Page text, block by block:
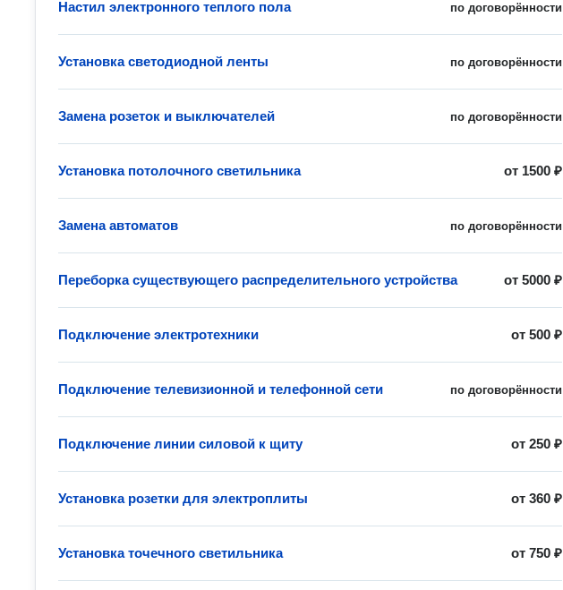
по договорённости
Настил электронного теплого пола
по договорённости
Установка светодиодной ленты
по договорённости
Замена розеток и выключателей
от 1500 ₽
Установка потолочного светильника
по договорённости
Замена автоматов
от5000 ₽
Переборка существующего распределительного устройства
от500 ₽
Подключение электротехники
по договорённости
Подключение телевизионной и телефонной сети
от250 ₽
Подключение линии силовой к щиту
от360 ₽
Установка розетки для электроплиты
от750 ₽
Установка точечного светильника